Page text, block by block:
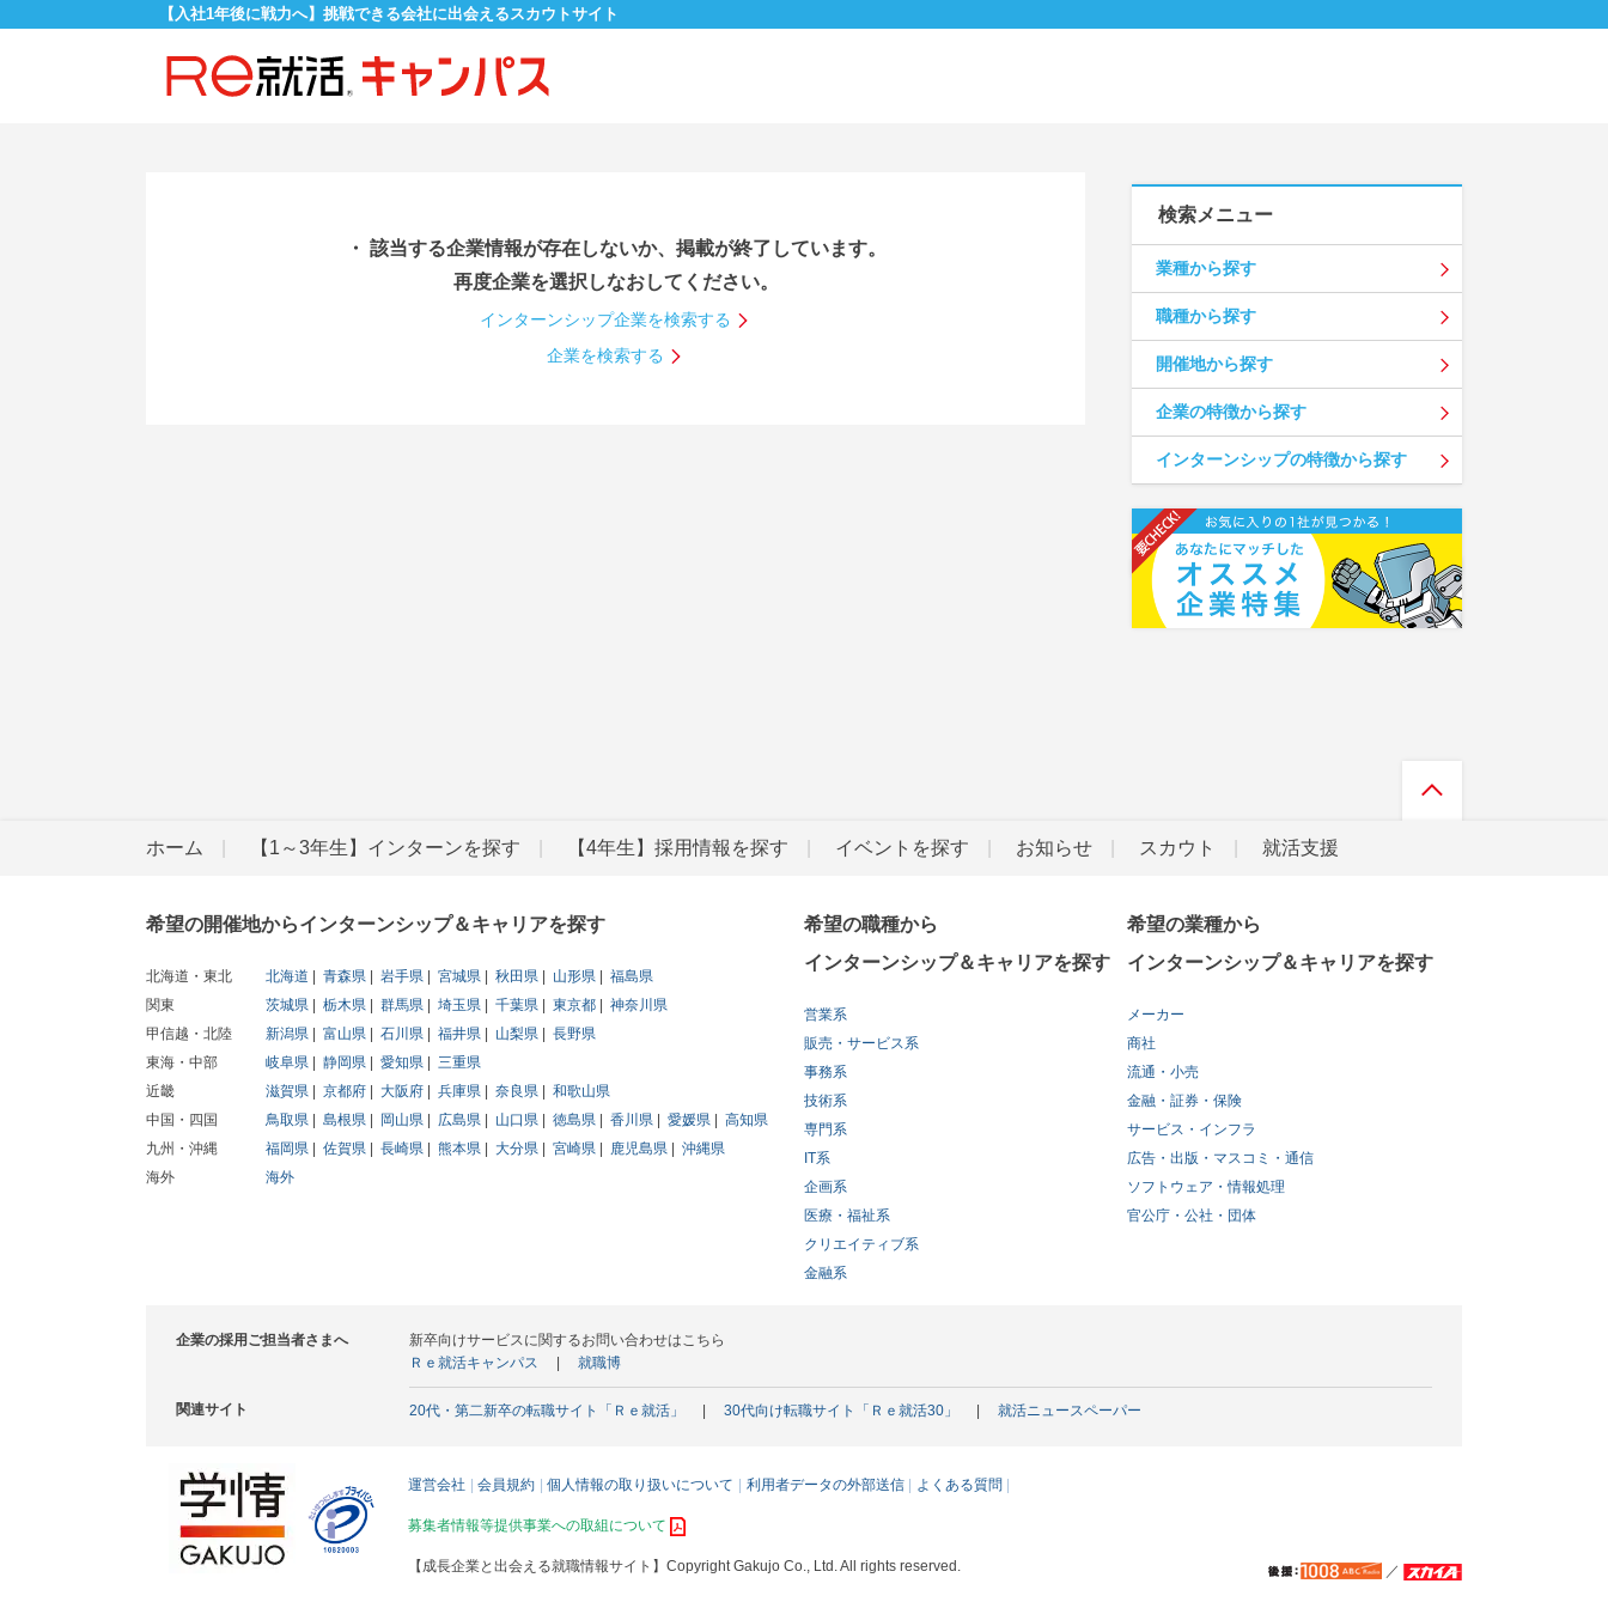
【入社1年後に戦力へ】挑戦できる会社に出会えるスカウトサイト
・ 該当する企業情報が存在しないか、掲載が終了しています。
再度企業を選択しなおしてください。
インターンシップ企業を検索する
企業を検索する
検索メニュー
業種から探す
職種から探す
開催地から探す
企業の特徴から探す
インターンシップの特徴から探す
ホーム 【1～3年生】インターンを探す 【4年生】採用情報を探す イベントを探す お知らせ スカウト 就活支援
希望の開催地からインターンシップ＆キャリアを探す
北海道・東北 北海道 青森県 岩手県 宮城県 秋田県 山形県
福島県
関東
茨城県 栃木県 群馬県 埼玉県 千葉県 東京都
神奈川県
甲信越・北陸
新潟県 富山県 石川県 福井県 山梨県
長野県
東海・中部
岐阜県 静岡県 愛知県
三重県
近畿
滋賀県 京都府 大阪府 兵庫県 奈良県
和歌山県
中国・四国
鳥取県 島根県 岡山県 広島県 山口県 徳島県 香川県 愛媛県
高知県
九州・沖縄
福岡県 佐賀県 長崎県 熊本県 大分県 宮崎県 鹿児島県
沖縄県
海外
海外
希望の職種から
インターンシップ＆キャリアを探す
営業系
販売・サービス系
事務系
技術系
専門系
IT系
企画系
医療・福祉系
クリエイティブ系
金融系
希望の業種から
インターンシップ＆キャリアを探す
メーカー
商社
流通・小売
金融・証券・保険
サービス・インフラ
広告・出版・マスコミ・通信
ソフトウェア・情報処理
官公庁・公社・団体
企業の採用ご担当者さまへ
新卒向けサービスに関するお問い合わせはこちら
Ｒｅ就活キャンパス
就職博
関連サイト 20代・第二新卒の転職サイト「Ｒｅ就活」 30代向け転職サイト「Ｒｅ就活30」 就活ニュースペーパー
運営会社 会員規約 個人情報の取り扱いについて 利用者データの外部送信 よくある質問
募集者情報等提供事業への取組について
【成長企業と出会える就職情報サイト】 Copyright Gakujo Co., Ltd. All rights reserved. ／